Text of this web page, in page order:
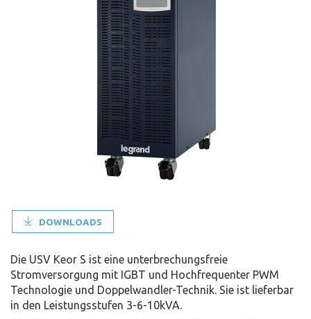
DOWNLOADS
Die USV Keor S ist eine unterbrechungsfreie
Stromversorgung mit IGBT und Hochfrequenter PWM
Technologie und Doppelwandler-Technik. Sie ist lieferbar
in den Leistungsstufen 3-6-10kVA.